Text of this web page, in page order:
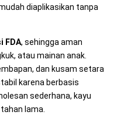
diaplikasikan tanpa
FDA, sehingga aman
atau mainan anak.
dan kusam setara
karena berbasis
sederhana, kayu
lama.